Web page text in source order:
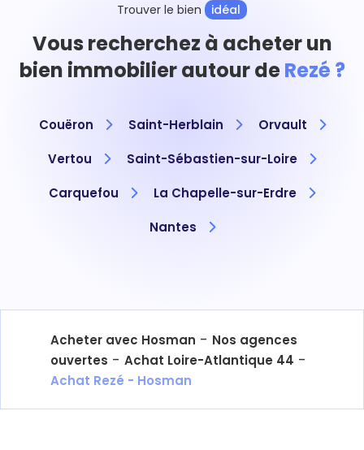
Trouver le bien idéal
Vous recherchez à acheter un
bien immobilier autour deRezé ?
Couëron Saint-Herblain
Orvault
Vertou
Saint-Sébastien-sur-Loire
Carquefou
La Chapelle-sur-Erdre
Nantes
Acheter avec Hosman - Nos agences
ouvertes - Achat Loire-Atlantique 44 -
Achat Rezé - Hosman